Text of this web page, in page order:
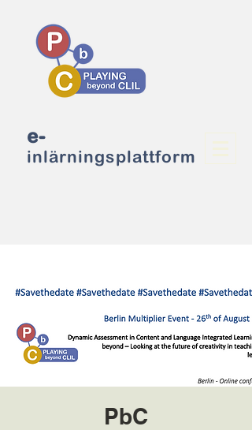
e-
inlärningsplattform
PbC